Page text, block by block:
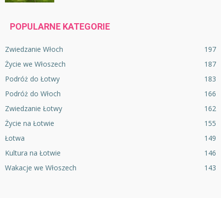
POPULARNE KATEGORIE
Zwiedzanie Włoch
197
Życie we Włoszech
187
Podróż do Łotwy
183
Podróż do Włoch
166
Zwiedzanie Łotwy
162
Życie na Łotwie
155
Łotwa
149
Kultura na Łotwie
146
Wakacje we Włoszech
143